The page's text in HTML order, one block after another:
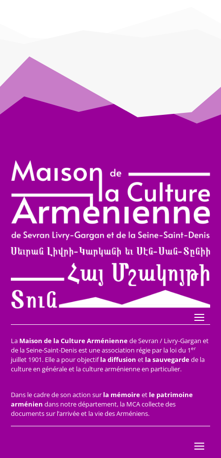
La Maison de la Culture Arméniennede Sevran / Livry-Gargan et
de la Seine-Saint-Denis est une association régie par la loi du 1er
juillet 1901. Elle a pour objectifla diffusion et la sauvegardede la
culture en générale et la culture arménienne en particulier.
Dans le cadre de son action sur la mémoireet le patrimoine
arménien dans notre département, la MCA collecte des
documents sur l’arrivée et la vie des Arméniens.